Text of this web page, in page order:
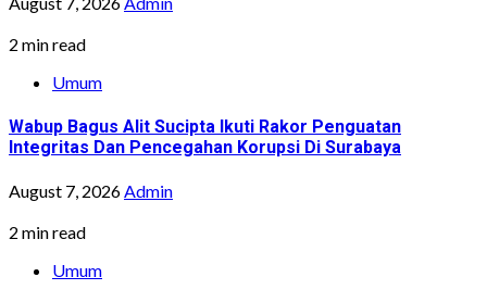
2 min read
Umum
Wabup Bagus Alit Sucipta Ikuti Rakor Penguatan
Integritas Dan Pencegahan Korupsi Di Surabaya
August 7, 2026Admin
2 min read
Umum